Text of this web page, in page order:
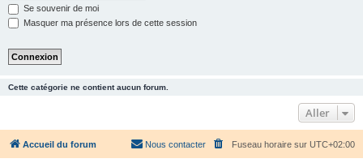
Se souvenir de moi
Masquer ma présence lors de cette session
Cette catégorie ne contient aucun forum.
Aller
Accueil du forum Fuseau horaire sur UTC+02:00
Nous contacter